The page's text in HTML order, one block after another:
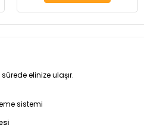
elinize ulaşır.
sistemi